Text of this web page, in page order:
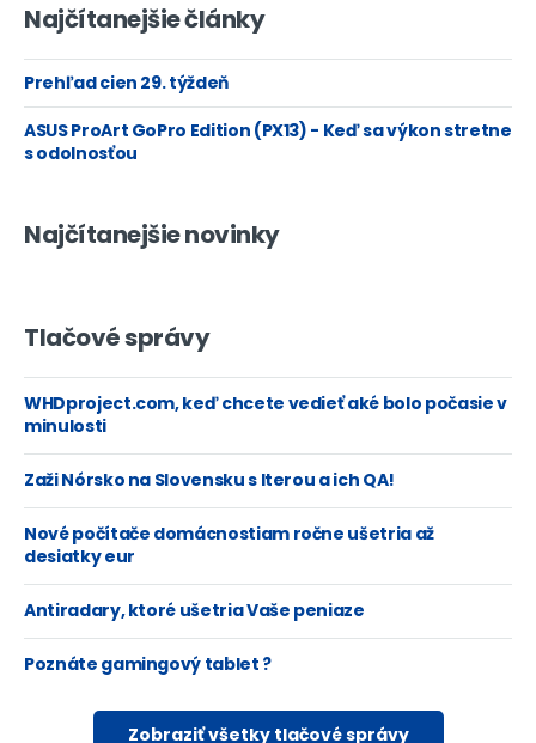
Najčítanejšie články
Prehľad cien 29. týždeň
ASUS ProArt GoPro Edition (PX13) - Keď sa výkon stretne
s odolnosťou
Najčítanejšie novinky
Tlačové správy
WHDproject.com, keď chcete vedieť aké bolo počasie v
minulosti
Zaži Nórsko na Slovensku s Iterou a ich QA!
Nové počítače domácnostiam ročne ušetria až
desiatky eur
Antiradary, ktoré ušetria Vaše peniaze
Poznáte gamingový tablet ?
Zobraziť všetky tlačové správy